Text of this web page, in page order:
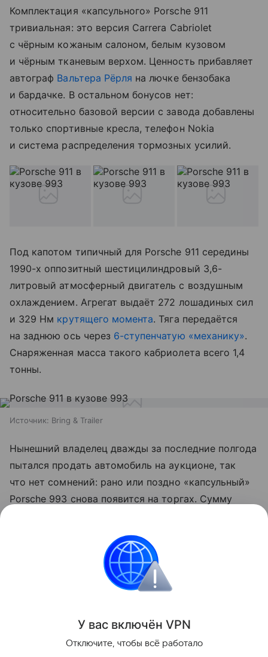
Комплектация «капсульного» Porsche 911
тривиальная: это версия Carrera Cabriolet
с чёрным кожаным салоном, белым кузовом
и чёрным тканевым верхом. Ценность прибавляет
автограф Вальтера Рёрля на лючке бензобака
и бардачке. В остальном бонусов нет:
относительно базовой версии с завода добавлены
только спортивные кресла, телефон Nokia
и система распределения тормозных усилий.
Под капотом типичный для Porsche 911 середины
1990-х оппозитный шестицилиндровый 3,6-
литровый атмосферный двигатель с воздушным
охлаждением. Агрегат выдаёт 272 лошадиных сил
и 329 Нм крутящего момента. Тяга передаётся
на заднюю ось через 6-ступенчатую «механику».
Снаряженная масса такого кабриолета всего 1,4
тонны.
Источник: Bring & Trailer
Нынешний владелец дважды за последние полгода
пытался продать автомобиль на аукционе, так
что нет сомнений: рано или поздно «капсульный»
Porsche 993 снова появится на торгах. Сумму
инвестор ориентировался на сумасшедший
результат последнего «воздушного» Porsche 991,
за который выручили почти 780 тысяч долларов.
Поделиться
У вас включён VPN
Отключите, чтобы всё работало